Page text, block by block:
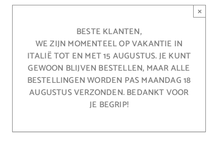
BESTE KLANTEN,
WE ZIJN MOMENTEEL OP VAKANTIE IN
ITALIË TOT EN MET 15 AUGUSTUS. JE KUNT
GEWOON BLIJVEN BESTELLEN, MAAR ALLE
BESTELLINGEN WORDEN PAS MAANDAG 18
AUGUSTUS VERZONDEN. BEDANKT VOOR
JE BEGRIP!
×